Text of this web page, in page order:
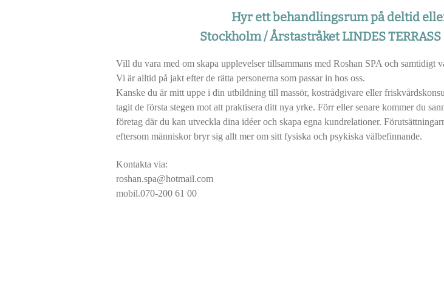
Hyr ett behandlingsrum på deltid
Stockholm / Årstastråket LINDES TERRASS
Vill du vara med om skapa upplevelser tillsammans med Roshan SPA och samtidigt
Vi är alltid på jakt efter de rätta personerna som passar in hos oss.
Kanske du är mitt uppe i din utbildning till massör, kostrådgivare eller
tagit de första stegen mot att praktisera ditt nya yrke. Förr eller senare kommer du
företag där du kan utveckla dina idéer och skapa egna kundrelationer.
eftersom människor bryr sig allt mer om sitt fysiska och psykiska välbefinnande.
Kontakta via:
roshan.spa@hotmail.com
mobil.070-200 61 00